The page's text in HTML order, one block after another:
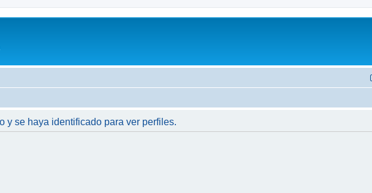
y se haya identificado para ver perfiles.